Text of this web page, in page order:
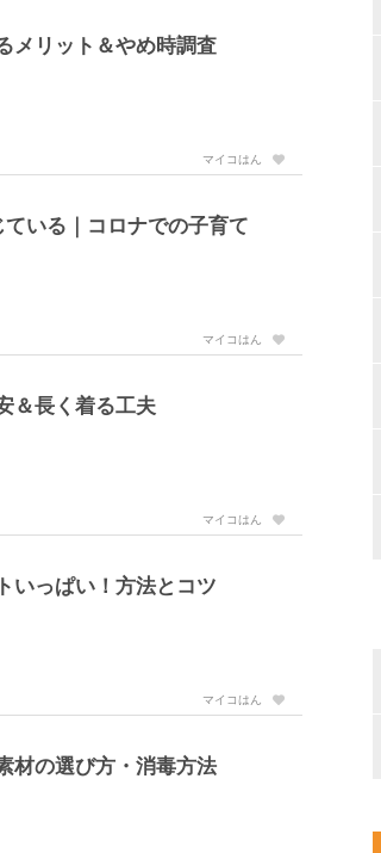
メリット＆やめ時調査
マイコはん
いる｜コロナでの子育て
マイコはん
＆長く着る工夫
マイコはん
いっぱい！方法とコツ
マイコはん
材の選び方・消毒方法